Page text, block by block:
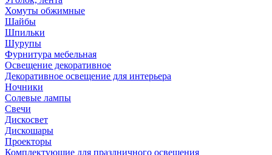
Хомуты обжимные
Шайбы
Шпильки
Шурупы
Фурнитура мебельная
Освещение декоративное
Декоративное освещение для интерьера
Ночники
Солевые лампы
Свечи
Дискосвет
Дискошары
Проекторы
Комплектующие для праздничного освещения